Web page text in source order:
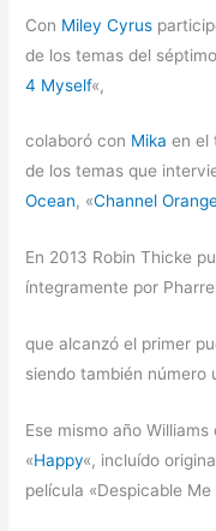
Con Miley Cyrus
de los temas del
4 Myself«,
colaboró con Mika en el
de los temas que
Ocean, «Channel
En 2013 Robin Thicke
íntegramente por
que alcanzó el primer
siendo también número
Ese mismo año
«Happy«, incluído
película «Despicable Me